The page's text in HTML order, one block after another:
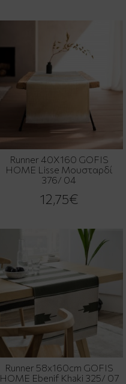
Runner 40X160 GOFIS
HOME Lisse Μουσταρδί
376/ 04
12,75€
Runner 58x160cm GOFIS
HOME Ebenif Khaki 325/ 07